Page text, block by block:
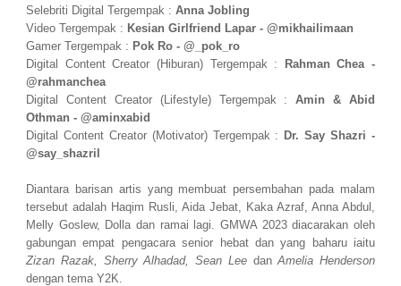
Selebriti Digital Tergempak : Anna Jobling
Video Tergempak : Kesian Girlfriend Lapar - @mikhailimaan
Gamer Tergempak : Pok Ro - @_pok_ro
Digital Content Creator (Hiburan) Tergempak :
Rahman Chea -
@rahmanchea
Digital Content Creator (Lifestyle) Tergempak :Amin & Abid
Othman - @aminxabid
Digital Content Creator (Motivator) Tergempak : Dr. Say Shazri -
@say_shazril
Diantara barisan artis yang membuat persembahan pada malam
tersebut adalah Haqim Rusli, Aida Jebat, Kaka Azraf, Anna Abdul,
Melly Goslew, Dolla dan ramai lagi. GMWA 2023 diacarakan oleh
gabungan empat pengacara senior hebat dan yang baharu iaitu
Zizan Razak, Sherry Alhadad, Sean Lee danAmelia Henderson
dengan tema Y2K.